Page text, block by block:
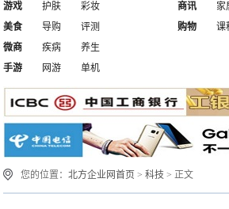
游戏
护肤
彩妆
美食
导购 评测
商讯 家
购物
课
微商
疾病
养生
手游
网游 单机
您的位置：北方企业网首页 >科技 > 正文